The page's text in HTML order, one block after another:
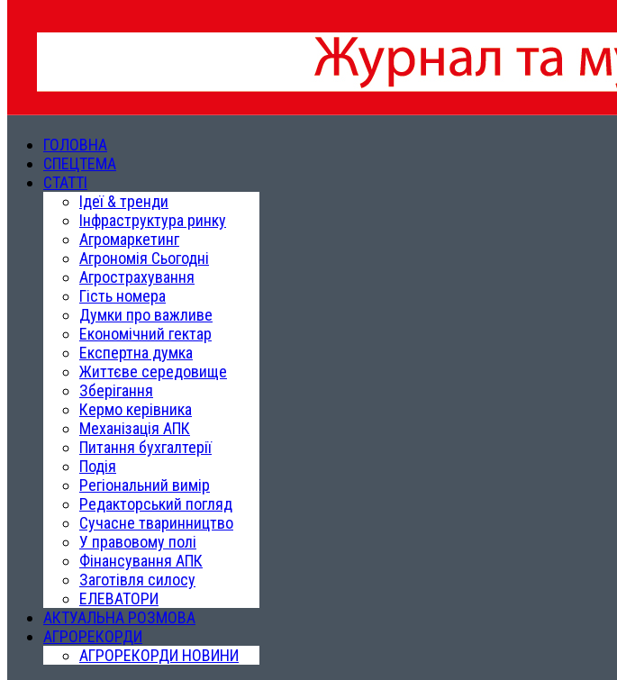
ГОЛОВНА
СПЕЦТЕМА
СТАТТІ
Ідеї & тренди
Інфраструктура ринку
Агромаркетинг
Агрономія Сьогодні
Агрострахування
Гість номера
Думки про важливе
Економічний гектар
Експертна думка
Життєве середовище
Зберігання
Кермо керівника
Механізація АПК
Питання бухгалтерії
Подія
Регіональний вимір
Редакторський погляд
Сучасне тваринництво
У правовому полі
Фінансування АПК
Заготівля силосу
ЕЛЕВАТОРИ
АКТУАЛЬНА РОЗМОВА
АГРОРЕКОРДИ
АГРОРЕКОРДИ НОВИНИ